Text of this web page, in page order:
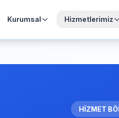
Kurumsal Hizmetlerimiz
HİZMET